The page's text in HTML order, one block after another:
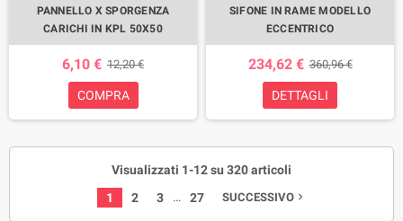
PANNELLO X SPORGENZA
CARICHI IN KPL 50X50
6,10 € 12,20 €
COMPRA
SIFONE IN RAME MODELLO
ECCENTRICO
234,62 € 360,96 €
DETTAGLI
Visualizzati 1-12 su 320 articoli
1
2 3 … 27 SUCCESSIVOnavigate_next